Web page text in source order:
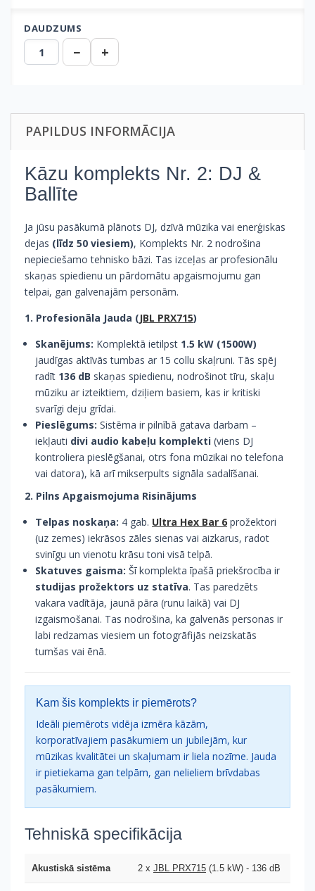
DAUDZUMS
− +
PAPILDUS INFORMĀCIJA
Kāzu komplekts Nr. 2: DJ &
Ballīte
Ja jūsu pasākumā plānots DJ, dzīvā mūzika vai enerģiskas
dejas (līdz 50 viesiem), Komplekts Nr. 2 nodrošina
nepieciešamo tehnisko bāzi. Tas izceļas ar profesionālu
skaņas spiedienu un pārdomātu apgaismojumu gan
telpai, gan galvenajām personām.
1. Profesionāla Jauda (JBL PRX715)
Skanējums: Komplektā ietilpst 1.5 kW (1500W)
jaudīgas aktīvās tumbas ar 15 collu skaļruni. Tās spēj
radīt 136 dB skaņas spiedienu, nodrošinot tīru, skaļu
mūziku ar izteiktiem, dziļiem basiem, kas ir kritiski
svarīgi deju grīdai.
Pieslēgums: Sistēma ir pilnībā gatava darbam –
iekļauti divi audio kabeļu komplekti (viens DJ
kontroliera pieslēgšanai, otrs fona mūzikai no telefona
vai datora), kā arī mikserpults signāla sadalīšanai.
2. Pilns Apgaismojuma Risinājums
Telpas noskaņa: 4 gab. Ultra Hex Bar 6 prožektori
(uz zemes) iekrāsos zāles sienas vai aizkarus, radot
svinīgu un vienotu krāsu toni visā telpā.
Skatuves gaisma: Šī komplekta īpašā priekšrocība ir
studijas prožektors uz statīva. Tas paredzēts
vakara vadītāja, jaunā pāra (runu laikā) vai DJ
izgaismošanai. Tas nodrošina, ka galvenās personas ir
labi redzamas viesiem un fotogrāfijās neizskatās
tumšas vai ēnā.
Kam šis komplekts ir piemērots?
Ideāli piemērots vidēja izmēra kāzām,
korporatīvajiem pasākumiem un jubilejām, kur
mūzikas kvalitātei un skaļumam ir liela nozīme. Jauda
ir pietiekama gan telpām, gan nelieliem brīvdabas
pasākumiem.
Tehniskā specifikācija
Akustiskā sistēma 2 x JBL PRX715 (1.5 kW) - 136 dB